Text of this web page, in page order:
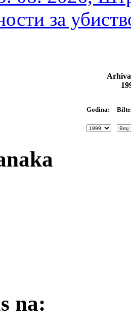
за
Godina:
na: